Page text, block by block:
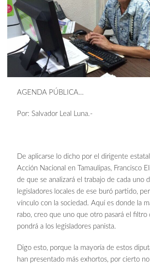
AGENDA PÚBLICA…
Por: Salvador Leal Luna.-
De aplicarse lo dicho por el dirigente
Acción Nacional en Tamaulipas, Francisco
de que se analizará el trabajo de cada uno
legisladores locales de ese buró partido,
vínculo con la sociedad. Aquí es donde la
rabo, creo que uno que otro pasará el filtro
pondrá a los legisladores panista.
Digo esto, porque la mayoría de estos
han presentado más exhortos, por cierto